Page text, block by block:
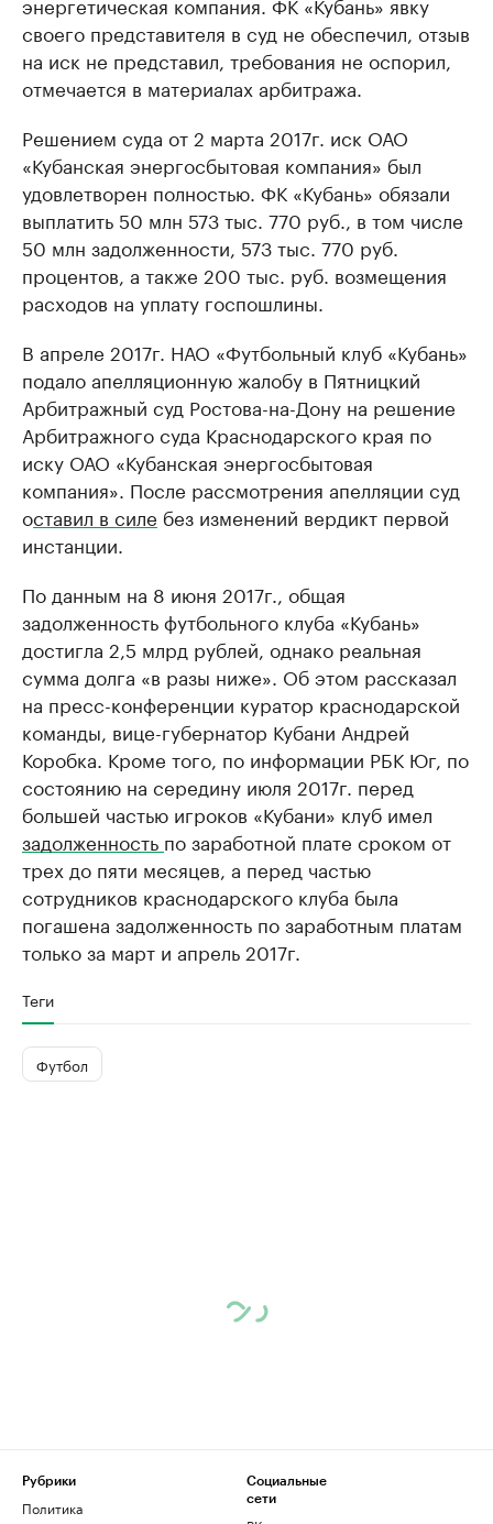
своего представителя в суд не обеспечил, отзыв
на иск не представил, требования не оспорил,
отмечается в материалах арбитража.
Решением суда от 2 марта 2017г. иск ОАО
«Кубанская энергосбытовая компания» был
удовлетворен полностью. ФК «Кубань» обязали
выплатить 50 млн 573 тыс. 770 руб., в том числе
50 млн задолженности, 573 тыс. 770 руб.
процентов, а также 200 тыс. руб. возмещения
расходов на уплату госпошлины.
В апреле 2017г. НАО «Футбольный клуб «Кубань»
подало апелляционную жалобу в Пятницкий
Арбитражный суд Ростова-на-Дону на решение
Арбитражного суда Краснодарского края по
иску ОАО «Кубанская энергосбытовая
компания». После рассмотрения апелляции суд
оставил в силе без изменений вердикт первой
инстанции.
По данным на 8 июня 2017г., общая
задолженность футбольного клуба «Кубань»
достигла 2,5 млрд рублей, однако реальная
сумма долга «в разы ниже». Об этом рассказал
на пресс-конференции куратор краснодарской
команды, вице-губернатор Кубани Андрей
Коробка. Кроме того, по информации РБК Юг, по
состоянию на середину июля 2017г. перед
большей частью игроков «Кубани» клуб имел
задолженность по заработной плате сроком от
трех до пяти месяцев, а перед частью
сотрудников краснодарского клуба была
погашена задолженность по заработным платам
только за март и апрель 2017г.
Теги
Футбол
Рубрики
Политика
Социальные
сети